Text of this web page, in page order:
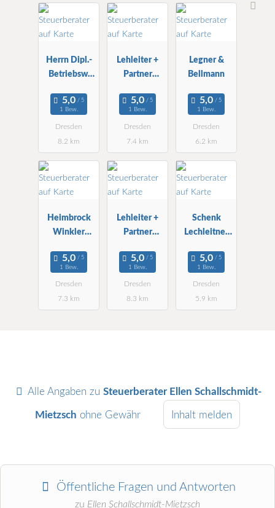
Herrn Dipl.-
Betriebsw.
Schmeinck
Steuerberater
1 Bew.
Dresden
8.2 km
Lehleiter +
Partner
Dresden
1 Bew.
Dresden
7.4 km
Legner &
Bellmann
1 Bew.
Dresden
6.2 km
Heimbrock
Winkler
und StBG
mbH
1 Bew.
Dresden
7.3 km
Lehleiter +
Partner
StBG
Dresden
1 Bew.
Dresden
8.3 km
Schenk
Lechleitner
StB
1 Bew.
Dresden
5.9 km
Alle Angaben zu Steuerberater Ellen Schallschmidt-
Mietzsch ohne Gewähr Inhalt melden
Öffentliche Fragen und Antworten
zu Ellen Schallschmidt-Mietzsch